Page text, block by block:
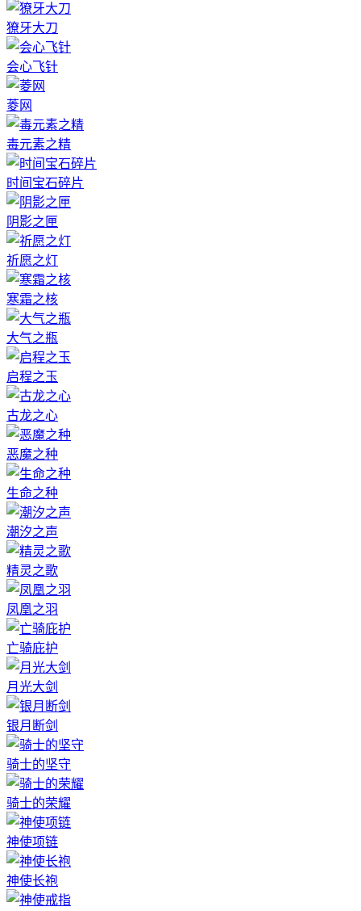
獠牙大刀
会心飞针
菱网
毒元素之精
时间宝石碎片
阴影之匣
祈愿之灯
寒霜之核
大气之瓶
启程之玉
古龙之心
恶魔之种
生命之种
潮汐之声
精灵之歌
凤凰之羽
亡骑庇护
月光大剑
银月断剑
骑士的坚守
骑士的荣耀
神使项链
神使长袍